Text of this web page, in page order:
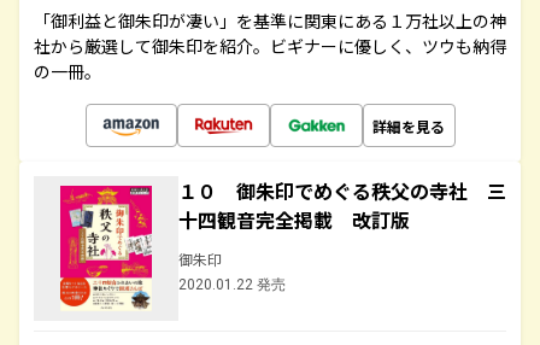
「御利益と御朱印が凄い」を基準に関東にある１万社以上の神
社から厳選して御朱印を紹介。ビギナーに優しく、ツウも納得
の一冊。
詳細を見る
１０ 御朱印でめぐる秩父の寺社 三
十四観音完全掲載 改訂版
御朱印
2020.01.22 発売